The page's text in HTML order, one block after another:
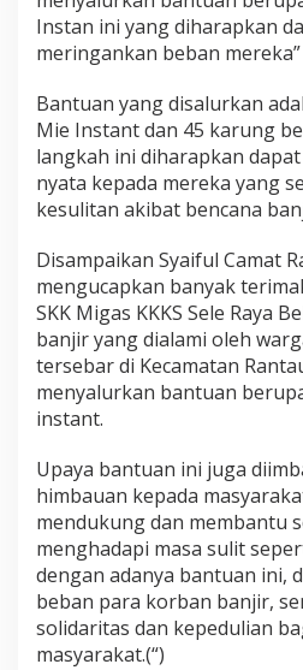
B
a
y
r
Instan ini yang diharapkan
meringankan beban
Bantuan yang disalurkan
Mie Instant dan 45 karung
langkah ini diharapkan
nyata kepada mereka yang
kesulitan akibat bencana
Disampaikan Syaiful Camat
mengucapkan banyak
SKK Migas KKKS Sele Raya
banjir yang dialami oleh
tersebar di Kecamatan
menyalurkan bantuan
instant.
Upaya bantuan ini juga
himbauan kepada
mendukung dan membantu
menghadapi masa sulit
dengan adanya bantuan ini,
beban para korban banjir,
solidaritas dan kepedulian
masyarakat.(“)